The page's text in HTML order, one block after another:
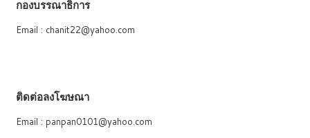
กองบรรณาธิการ
Email : chanit22@yahoo.com
ติดต่อลงโฆษณา
Email : panpan0101@yahoo.com